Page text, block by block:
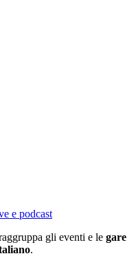
gli eventi e le gare
.